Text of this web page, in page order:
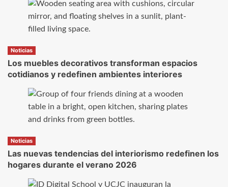
Noticias
Los muebles decorativos transforman espacios
cotidianos y redefinen ambientes interiores
Noticias
Las nuevas tendencias del interiorismo redefinen los
hogares durante el verano 2026